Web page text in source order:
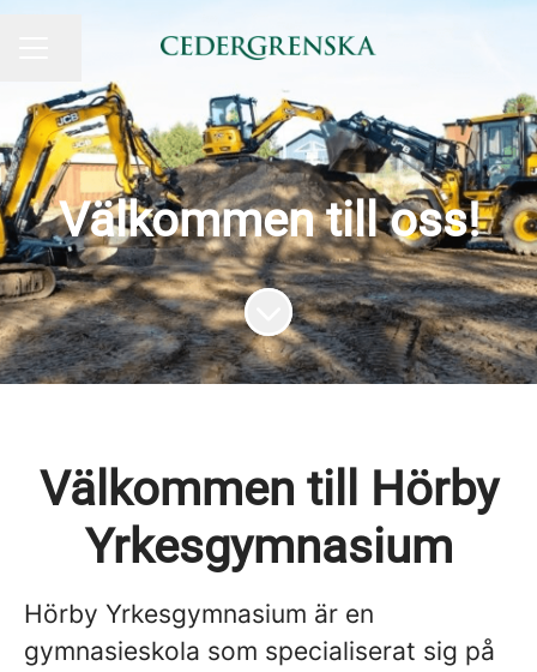
Välkommen till oss!
Skrolla för mer innehåll
Välkommen till Hörby
Yrkesgymnasium
Hörby Yrkesgymnasium är en
gymnasieskola som specialiserat sig på